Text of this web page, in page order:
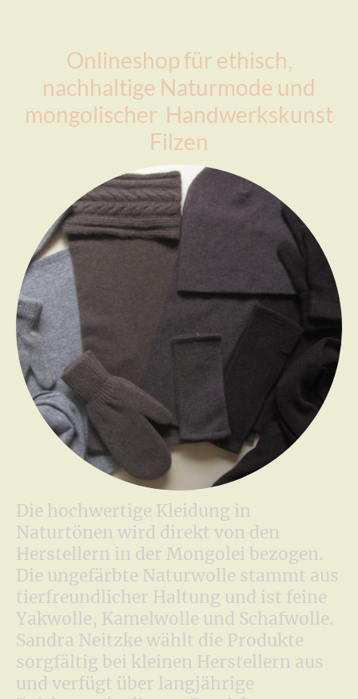
Onlineshop für ethisch,
nachhaltige Naturmode und
mongolischer Handwerkskunst
Filzen
Die hochwertige Kleidung in
Naturtönen wird direkt von den
Herstellern in der Mongolei bezogen.
Die ungefärbte Naturwolle stammt aus
tierfreundlicher Haltung und ist feine
Yakwolle, Kamelwolle und Schafwolle.
Sandra Neitzke wählt die Produkte
sorgfältig bei kleinen Herstellern aus
und verfügt über langjährige